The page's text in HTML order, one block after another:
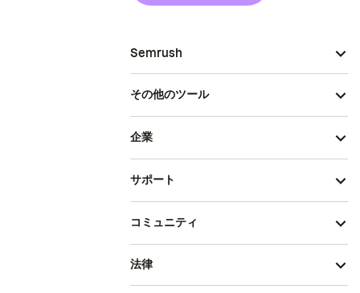
Semrush
その他のツール
企業
サポート
コミュニティ
法律